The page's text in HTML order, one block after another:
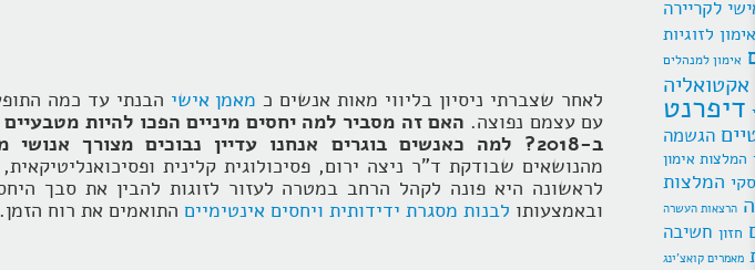
לקריירה
אימון לזוגיות
אימון למנהלים
אקטואליה
דיפרנט
הגשמה
המלצות אימון
המלצות
הרצאות העשרה
חזון חשיבה
מאמרים קואצ'ינג
לאחר שצברתי ניסיון בליווי מאות אנשים כ מאמן אישי הבנתי עד כמה
עם עצמם נפוצה. האם זה מסביר למה יחסים מיניים הפכו להיות
ב-2018? למה כאנשים בוגרים אנחנו עדיין נבוכים מצורך אנושי מענג ומקרב?
מהנושאים שבודקת ד”ר ניצה ירום, פסיכולוגית קלינית
לראשונה היא פונה לקהל הרחב במטרה לעזור לזוגות להבין את סבך
ובאמצעותו לבנות מסגרת ידידותית ויחסים אינטימיים התואמים את רוח הזמן.